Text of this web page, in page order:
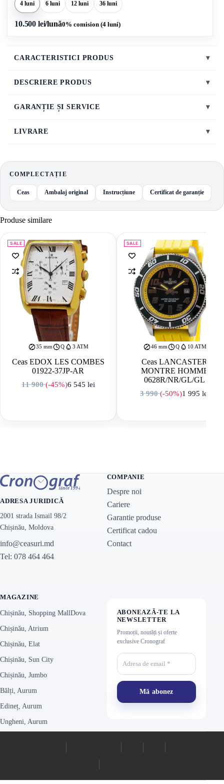
4 luni 6 luni 12 luni 36 luni
10.500 lei/lună0% comision (4 luni)
CARACTERISTICI PRODUS ▾
DESCRIERE PRODUS ▾
GARANȚIE ȘI SERVICE ▾
LIVRARE ▾
COMPLECTAȚIE
Ceas Ambalaj original Instrucțiune Certificat de garanție
Produse similare
SALE
35 mm Q 3 ATM
Ceas EDOX LES COMBES
01922-37JP-AR
11 900(-45%)
Prețul inițial a fost: 11 900 lei.
6 545 lei
Prețul curent este: 6 545 lei.
SALE
46 mm Q 10 ATM
Ceas LANCASTER
MONTRE HOMME
0628R/NR/GL/GL
3 990(-50%)
Prețul inițial a
1 995 lei
Prețul curent
ADRESA JURIDICĂ
2001 strada Ismail 98/2
Chișinău, Moldova
info@ceasuri.md
Tel: 078 464 464
COMPANIE
Despre noi
Cariere
Garantie produse
Certificat cadou
Contact
MAGAZINE
Chișinău, Shopping MallDova
Chișinău, Atrium
Chișinău, Elat
Chișinău, Sun City
Chișinău, Jumbo
Bălți, Aurum
Edineț, Aurum
Ungheni, Aurum
ABONEAZĂ-TE LA
NEWSLETTER
Promoții, noutăți și oferte
exclusive Cronograf